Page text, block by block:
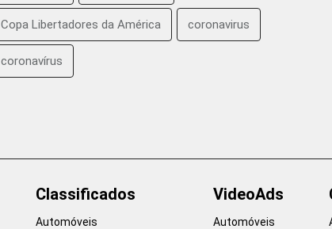
Copa Libertadores da América coronavirus
coronavírus
Classificados
Automóveis
VideoAds
Automóveis